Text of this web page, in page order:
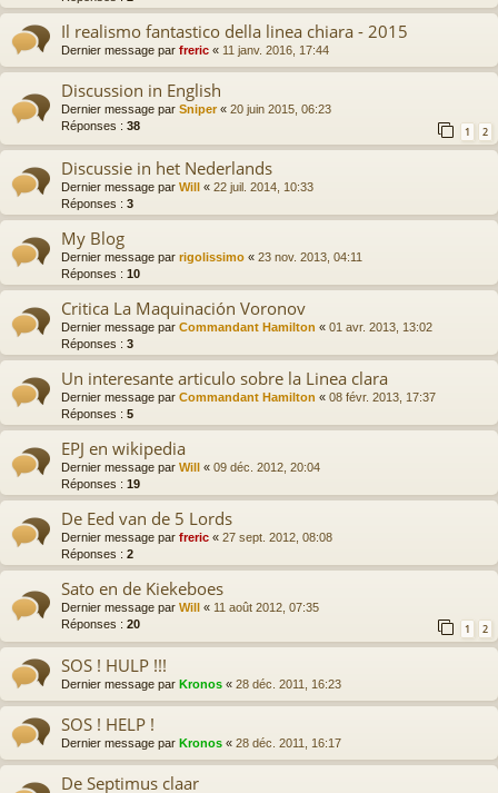
Il realismo fantastico della linea chiara - 2015
Dernier message par freric « 11 janv. 2016, 17:44
Discussion in English
Dernier message par Sniper« 20 juin 2015, 06:23
Réponses : 38 1 2
Discussie in het Nederlands
Dernier message par Will « 22 juil. 2014, 10:33
Réponses : 3
My Blog
Dernier message par rigolissimo « 23 nov. 2013, 04:11
Réponses : 10
Critica La Maquinación Voronov
Dernier message par Commandant Hamilton « 01 avr. 2013, 13:02
Réponses : 3
Un interesante articulo sobre la Linea clara
Dernier message par Commandant Hamilton « 08 févr. 2013, 17:37
Réponses : 5
EPJ en wikipedia
Dernier message par Will « 09 déc. 2012, 20:04
Réponses : 19
De Eed van de 5 Lords
Dernier message par freric « 27 sept. 2012, 08:08
Réponses : 2
Sato en de Kiekeboes
Dernier message par Will « 11 août 2012, 07:35
Réponses : 20 1 2
SOS ! HULP !!!
Dernier message par Kronos « 28 déc. 2011, 16:23
SOS ! HELP !
Dernier message par Kronos « 28 déc. 2011, 16:17
De Septimus claar